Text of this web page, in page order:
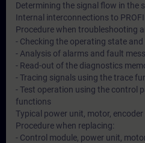
Determining the signal flow in the
Internal interconnections to
Procedure when troubleshooting
- Checking the operating state and
- Analysis of alarms and fault
- Read-out of the diagnostics
- Tracing signals using the trace
- Test operation using the control
functions
Typical power unit, motor,
Procedure when replacing:
- Control module, power unit,